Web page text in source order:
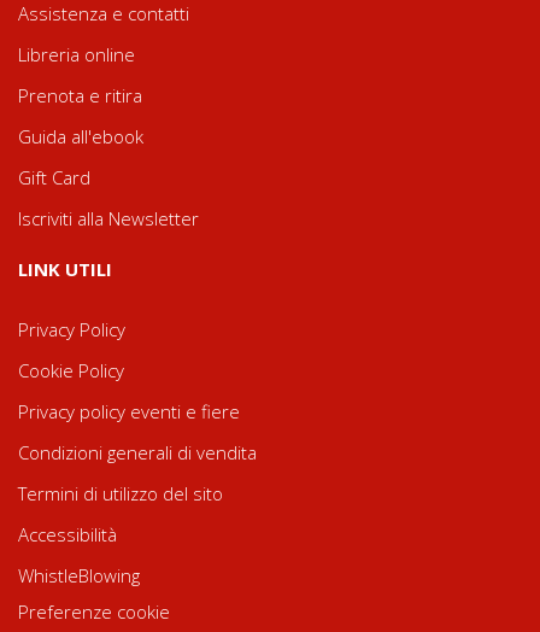
Assistenza e contatti
Libreria online
Prenota e ritira
Guida all'ebook
Gift Card
Iscriviti alla Newsletter
LINK UTILI
Privacy Policy
Cookie Policy
Privacy policy eventi e fiere
Condizioni generali di vendita
Termini di utilizzo del sito
Accessibilità
WhistleBlowing
Preferenze cookie